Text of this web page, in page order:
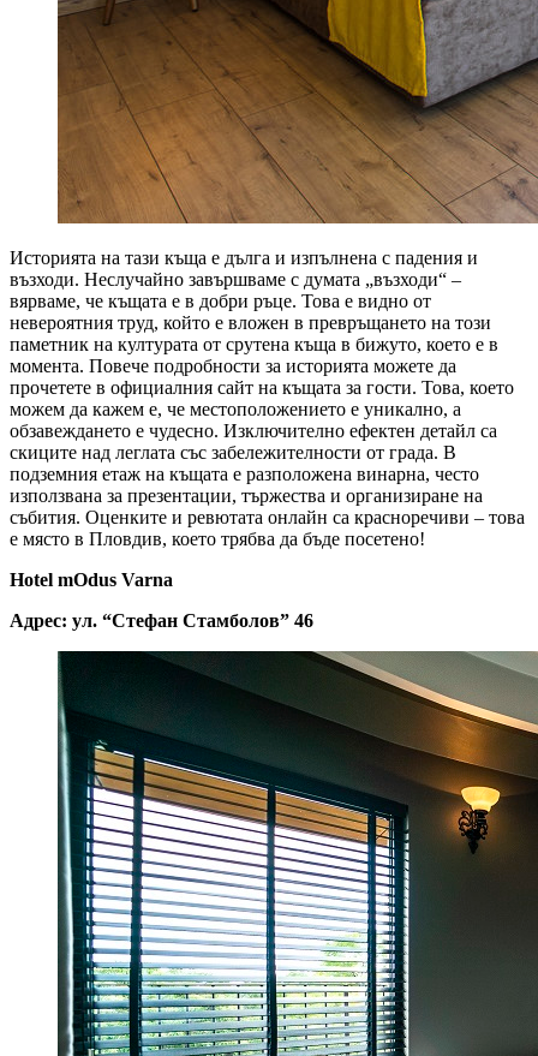
Историята на тази къща е дълга и изпълнена с падения и
възходи. Неслучайно завършваме с думата „възходи“ –
вярваме, че къщата е в добри ръце. Това е видно от
невероятния труд, който е вложен в превръщането на този
паметник на културата от срутена къща в бижуто, което е в
момента. Повече подробности за историята можете да
прочетете в официалния сайт на къщата за гости. Това, което
можем да кажем е, че местоположението е уникално, а
обзавеждането е чудесно. Изключително ефектен детайл са
скиците над леглата със забележителности от града. В
подземния етаж на къщата е разположена винарна, често
използвана за презентации, тържества и организиране на
събития. Оценките и ревютата онлайн са красноречиви – това
е място в Пловдив, което трябва да бъде посетено!
Hotel mOdus Varna
Адрес: ул. “Стефан Стамболов” 46